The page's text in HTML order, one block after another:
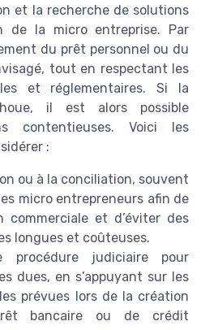
et la recherche de solutions
de la micro entreprise. Par
du prêt personnel ou du
tout en respectant les
et réglementaires. Si la
il est alors possible
contentieuses. Voici les
:
ou à la conciliation, souvent
micro entrepreneurs afin de
commerciale et d’éviter des
longues et coûteuses.
procédure judiciaire pour
dues, en s’appuyant sur les
prévues lors de la création
bancaire ou de crédit